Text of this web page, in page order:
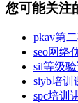
您可能关注
pkav第
seo网络
sil等级
siyb培训
spc培训